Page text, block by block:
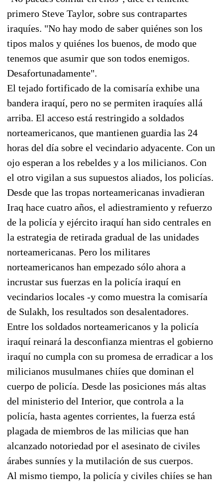
primero Steve Taylor, sobre sus contrapartes
iraquíes. "No hay modo de saber quiénes son los
tipos malos y quiénes los buenos, de modo que
tenemos que asumir que son todos enemigos.
Desafortunadamente".
El tejado fortificado de la comisaría exhibe una
bandera iraquí, pero no se permiten iraquíes allá
arriba. El acceso está restringido a soldados
norteamericanos, que mantienen guardia las 24
horas del día sobre el vecindario adyacente. Con un
ojo esperan a los rebeldes y a los milicianos. Con
el otro vigilan a sus supuestos aliados, los policías.
Desde que las tropas norteamericanas invadieran
Iraq hace cuatro años, el adiestramiento y refuerzo
de la policía y ejército iraquí han sido centrales en
la estrategia de retirada gradual de las unidades
norteamericanas. Pero los militares
norteamericanos han empezado sólo ahora a
incrustar sus fuerzas en la policía iraquí en
vecindarios locales -y como muestra la comisaría
de Sulakh, los resultados son desalentadores.
Entre los soldados norteamericanos y la policía
iraquí reinará la desconfianza mientras el gobierno
iraquí no cumpla con su promesa de erradicar a los
milicianos musulmanes chiíes que dominan el
cuerpo de policía. Desde las posiciones más altas
del ministerio del Interior, que controla a la
policía, hasta agentes corrientes, la fuerza está
plagada de miembros de las milicias que han
alcanzado notoriedad por el asesinato de civiles
árabes sunníes y la mutilación de sus cuerpos.
Al mismo tiempo, la policía y civiles chiíes se han